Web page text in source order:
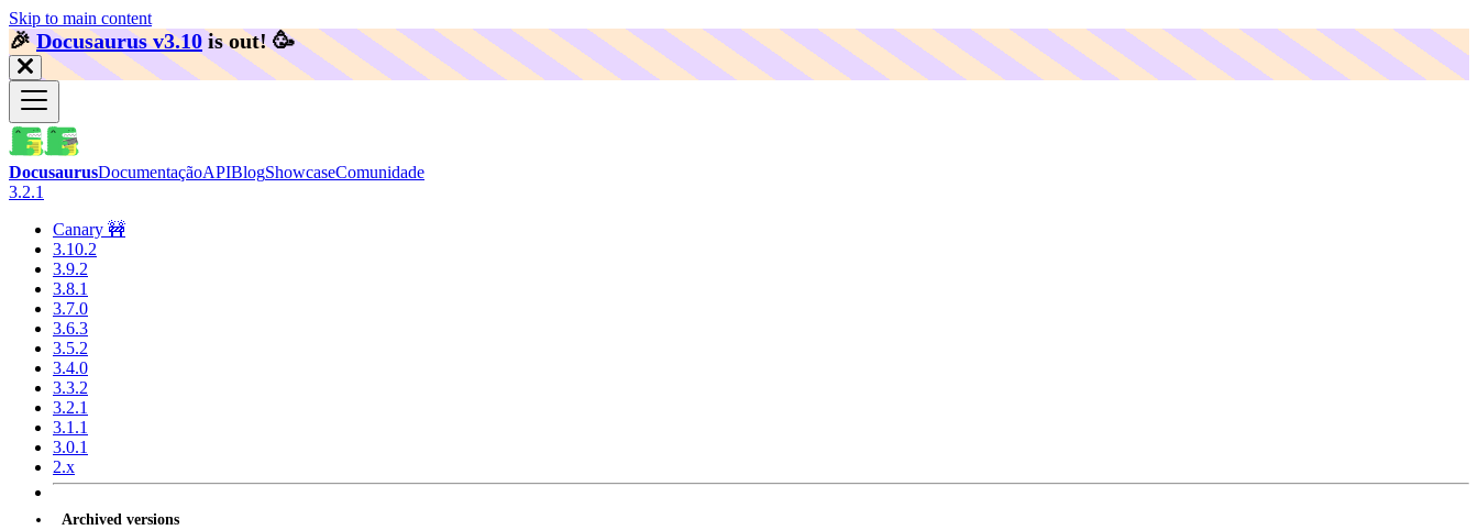
Skip to main content
🎉️Docusaurus v3.10 is out! 🥳️
DocusaurusDocumentaçãoAPIBlogShowcaseComunidade
3.2.1
Canary 🚧
3.10.2
3.9.2
3.8.1
3.7.0
3.6.3
3.5.2
3.4.0
3.3.2
3.2.1
3.1.1
3.0.1
2.x
Archived versions